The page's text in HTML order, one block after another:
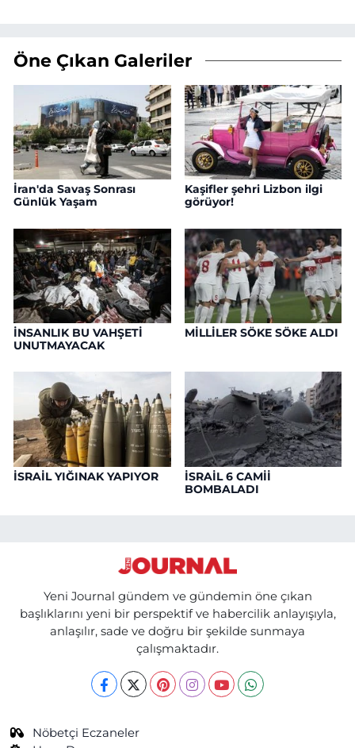
Öne Çıkan Galeriler
İran'da Savaş Sonrası
Günlük Yaşam
Kaşifler şehri Lizbon ilgi
görüyor!
İNSANLIK BU VAHŞETİ
UNUTMAYACAK
MİLLİLER SÖKE SÖKE ALDI
İSRAİL YIĞINAK YAPIYOR
İSRAİL 6 CAMİİ
BOMBALADI
Yeni Journal gündem ve gündemin öne çıkan
başlıklarını yeni bir perspektif ve habercilik anlayışıyla,
anlaşılır, sade ve doğru bir şekilde sunmaya
çalışmaktadır.
Nöbetçi Eczaneler